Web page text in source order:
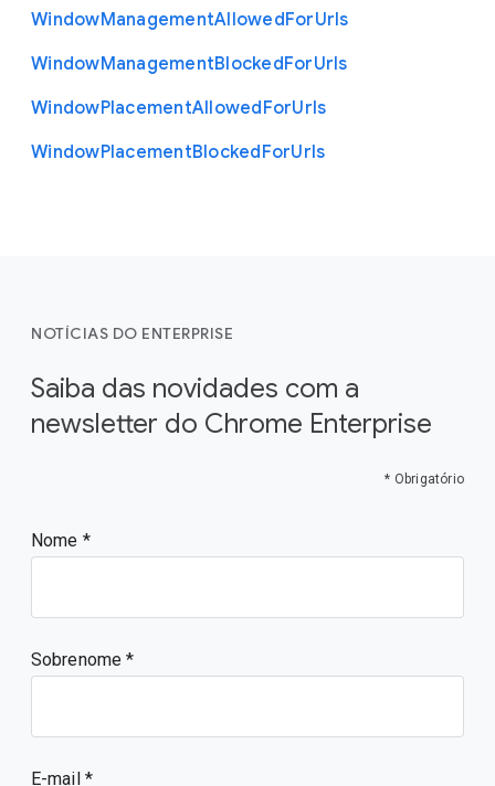
WindowManagementAllowedForUrls
WindowManagementBlockedForUrls
WindowPlacementAllowedForUrls
WindowPlacementBlockedForUrls
NOTÍCIAS DO ENTERPRISE
Saiba das novidades com a
newsletter do Chrome Enterprise
* Obrigatório
Nome
Sobrenome
E-mail